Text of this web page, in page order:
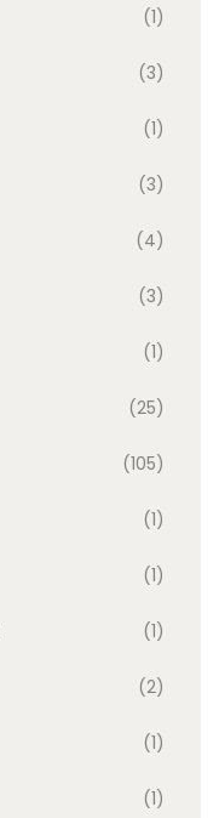
(1)
(3)
(1)
(3)
(4)
(3)
(1)
(25)
(105)
(1)
(1)
(1)
(2)
(1)
(1)